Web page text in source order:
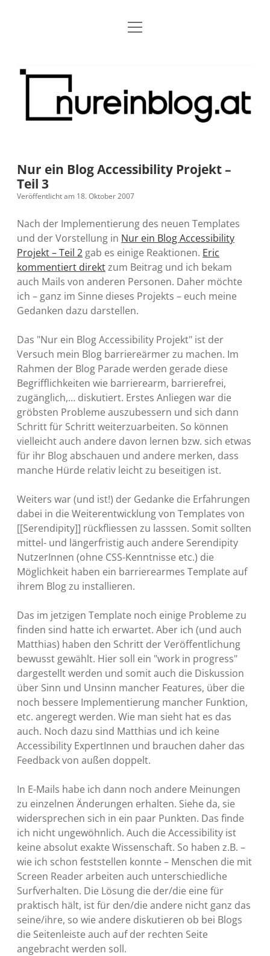
Blog
Archiv
Kontakt
Grundsätze Dropdown-
Kreativitätserklärung
Barrierefreiheit
Meine Fediverse Regeln
öffnen
barcamper.at – Die österreichische Barcamp Liste
Alleinr – Der Ruheraum im Web (externer Link)
S9y InfoCamp – Der Serendpity Podcast (externer
Link)
Impressum Dropdown-
Datenschutz
Microblog
rss email-
form
mastodon
Menü
Nur
Blog
Nur ein Blog Accessibility Projekt –
Teil 3
Veröffentlicht am 18. Oktober 2007
Nach der Implementierung des neuen Templates
und der Vorstellung in Nur ein Blog Accessibility
Projekt – Teil 2 gab es einige Reaktionen. Eric
kommentiert direktzum Beitrag und ich bekam
auch Mails von anderen Personen. Daher möchte
ich – ganz im Sinne dieses Projekts – euch meine
Gedanken dazu darstellen.
Das "Nur ein Blog Accessibility Projekt" ist der
Versuch mein Blog barriereärmer zu machen. Im
Rahmen der Blog Parade werden gerade diese
Begrifflichkeiten wie barrierearm, barrierefrei,
zugänglich,… diskutiert. Erstes Anliegen war die
gröbsten Probleme auszubessern und sich dann
Schritt für Schritt weiterzuarbeiten. So können
vielleicht auch andere davon lernen bzw. sich etwas
für ihr Blog abschauen und andere merken, dass
manche Hürde relativ leicht zu beseitigen ist.
Weiters war (und ist!) der Gedanke die Erfahrungen
dabei in die Weiterentwicklung von Templates von
[[Serendipity]] rückfliessen zu lasssen. Somit sollten
mittel- und längerfristig auch andere Serendipity
NutzerInnen (ohne CSS-Kenntnisse etc.) die
Möglichkeit haben ein barrierearmes Template auf
ihrem Blog zu installieren.
Das im jetzigen Template noch einige Probleme zu
finden sind hatte ich erwartet. Aber ich (und auch
Matthias) haben den Schritt der Veröffentlichung
bewusst gewählt. Hier soll ein "work in progress"
dargestellt werden und somit auch die Diskussion
über Sinn und Unsinn mancher Features, über die
noch bessere Implementierung mancher Funktion,
etc. angeregt werden. Wie man sieht hat es das
auch. Noch dazu sind Matthias und ich keine
Accessibility ExpertInnen und brauchen daher das
Feedback von außen doppelt.
In E-Mails habe ich dann noch andere Meinungen
zu einzelnen Änderungen erhalten. Siehe da, sie
widersprechen sich in ein paar Punkten. Das finde
ich nicht ungewöhnlich. Auch die Accessibility ist
keine absolut exakte Wissenschaft. So haben z.B. –
wie ich schon feststellen konnte – Menschen die mit
Screen Reader arbeiten auch unterschiedliche
Surfverhalten. Die Lösung die der/die eine für
praktisch hält, ist für den/die andere nicht ganz das
seine/ihre, so wie andere diskutieren ob bei Blogs
die Seitenleiste auch auf der rechten Seite
angebracht werden soll.